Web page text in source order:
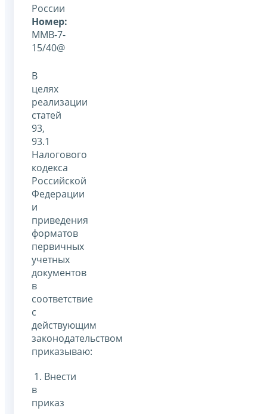
России
Номер:
ММВ-7-
15/40@
В
целях
реализации
статей
93,
93.1
Налогового
кодекса
Российской
Федерации
и
приведения
форматов
первичных
учетных
документов
в
соответствие
с
действующим
законодательством
приказываю:
1. Внести
в
приказ